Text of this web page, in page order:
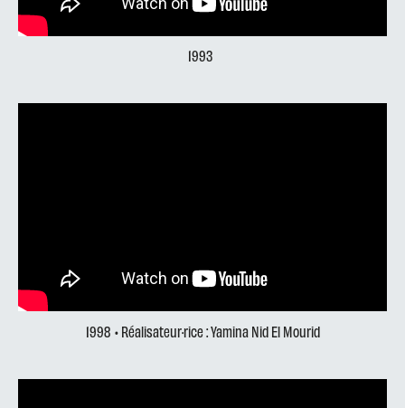
1993
1998 • Réalisateur·rice : Yamina Nid El Mourid